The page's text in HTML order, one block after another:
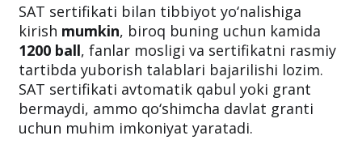
SAT sertifikati bilan tibbiyot yo‘nalishiga
kirish mumkin, biroq buning uchun kamida
1200 ball, fanlar mosligi va sertifikatni rasmiy
tartibda yuborish talablari bajarilishi lozim.
SAT sertifikati avtomatik qabul yoki grant
bermaydi, ammo qo‘shimcha davlat granti
uchun muhim imkoniyat yaratadi.